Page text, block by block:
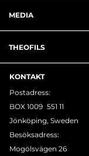
MEDIA
THEOFILS
KONTAKT
Postadress:
BOX 1009 551 11
Jönköping, Sweden
Besöksadress:
Mogölsvägen 26